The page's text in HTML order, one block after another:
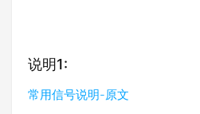
说明1:
常用信号说明-原文